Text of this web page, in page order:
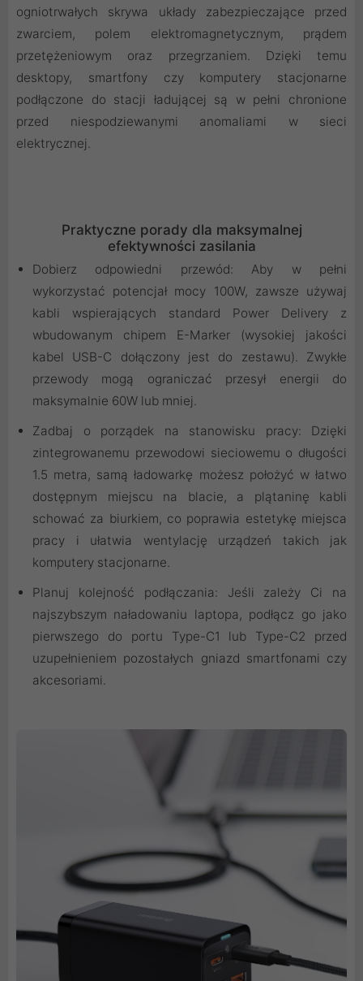
ogniotrwałych skrywa układy zabezpieczające przed
zwarciem, polem elektromagnetycznym, prądem
przetężeniowym oraz przegrzaniem. Dzięki temu
desktopy, smartfony czy komputery stacjonarne
podłączone do stacji ładującej są w pełni chronione
przed niespodziewanymi anomaliami w sieci
elektrycznej.
Praktyczne porady dla maksymalnej
efektywności zasilania
Dobierz odpowiedni przewód: Aby w pełni
wykorzystać potencjał mocy 100W, zawsze używaj
kabli wspierających standard Power Delivery z
wbudowanym chipem E-Marker (wysokiej jakości
kabel USB-C dołączony jest do zestawu). Zwykłe
przewody mogą ograniczać przesył energii do
maksymalnie 60W lub mniej.
Zadbaj o porządek na stanowisku pracy: Dzięki
zintegrowanemu przewodowi sieciowemu o długości
1.5 metra, samą ładowarkę możesz położyć w łatwo
dostępnym miejscu na blacie, a plątaninę kabli
schować za biurkiem, co poprawia estetykę miejsca
pracy i ułatwia wentylację urządzeń takich jak
komputery stacjonarne.
Planuj kolejność podłączania: Jeśli zależy Ci na
najszybszym naładowaniu laptopa, podłącz go jako
pierwszego do portu Type-C1 lub Type-C2 przed
uzupełnieniem pozostałych gniazd smartfonami czy
akcesoriami.